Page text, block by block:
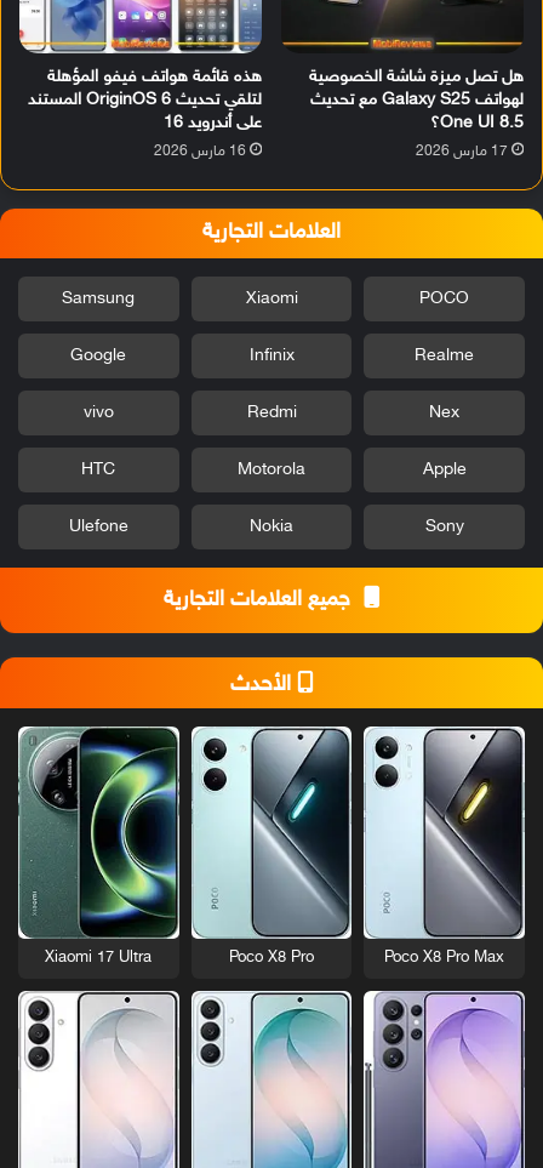
هل تصل ميزة شاشة الخصوصية
لهواتف Galaxy S25 مع تحديث
One UI 8.5؟
17 مارس 2026
هذه قائمة هواتف فيفو المؤهلة
لتلقي تحديث OriginOS 6 المستند
على أندرويد 16
16 مارس 2026
العلامات التجارية
POCO
Xiaomi
Samsung
Realme
Infinix
Google
Nex
Redmi
vivo
Apple
Motorola
HTC
Sony
Nokia
Ulefone
جميع العلامات التجارية
الأحدث
Poco X8 Pro Max
Poco X8 Pro
Xiaomi 17 Ultra